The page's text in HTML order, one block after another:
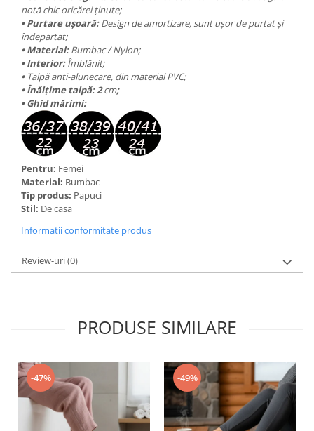
notă chic oricărei ținute;
• Purtare ușoară:Design de amortizare, sunt ușor de purtat și
îndepărtat;
• Material:Bumbac / Nylon;
• Interior:Îmblănit;
• Talpă anti-alunecare, din material PVC;
• Înălțime talpă:2cm;
• Ghid mărimi:
Pentru: Femei
Material: Bumbac
Tip produs: Papuci
Stil: De casa
Informatii conformitate produs
Review-uri(0)
PRODUSE SIMILARE
-47% -49%